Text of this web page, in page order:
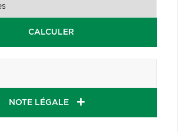
CALCULER
NOTE LÉGALE